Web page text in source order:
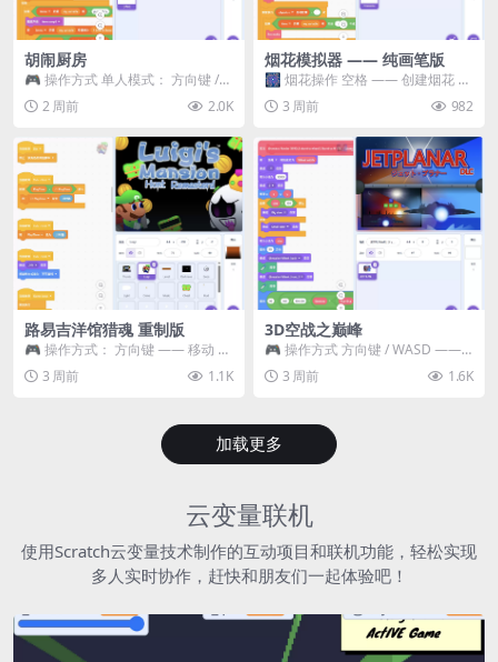
胡闹厨房
🎮 操作方式 单人模式： 方向键 /
WASD —— 移动 Z / K —— 抓...
2 周前 2.0K
烟花模拟器 —— 纯画笔版
🎆 烟花操作 空格 —— 创建烟花 1
~ 3 —— 切换烟花类型 普通烟花
嘶...3 周前 982
路易吉洋馆猎魂 重制版
🎮 操作方式： 方向键 —— 移动 &
跳跃 空格 —— 打开宝箱 将你...
3 周前 1.1K
3D空战之巅峰
🎮 操作方式 方向键 / WASD ——
移动 Z / K —— 射击 / 攻击...
3 周前 1.6K
加载更多
云变量联机
使用Scratch云变量技术制作的互动项目和联机功能，轻松实现
多人实时协作，赶快和朋友们一起体验吧！